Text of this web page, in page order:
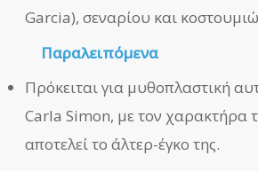
Garcia), σεναρίου και
Παραλειπόμενα
Πρόκειται για μυθοπλαστική
Carla Simon, με τον χαρακτήρα
αποτελεί το άλτερ-έγκο της.